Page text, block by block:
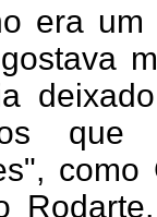
era um
que
como